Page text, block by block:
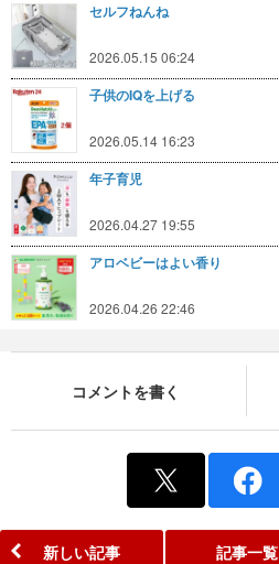
セルフねんね
2026.05.15 06:24
子供のIQを上げる
2026.05.14 16:23
年子育児
2026.04.27 19:55
アロベビーはよい香り
2026.04.26 22:46
コメントを書く
新しい記事 記事一覧